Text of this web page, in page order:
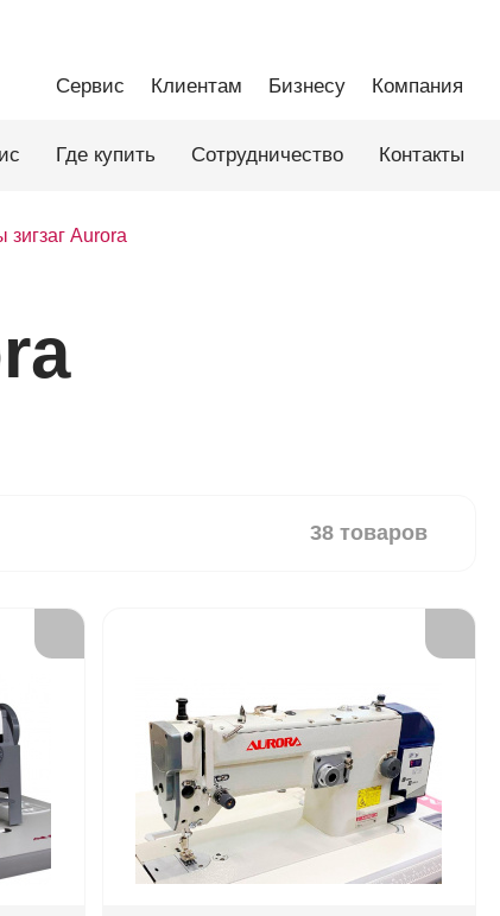
Сервис Клиентам Бизнесу Компания
Где купить Сотрудничество Контакты
Aurora
38 товаров